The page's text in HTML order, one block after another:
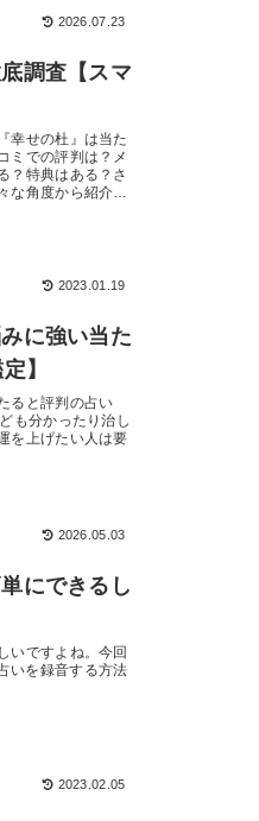
2026.07.23
調査【スマ
幸せの杜』は当た
ミでの評判は？メ
？特典はある？さ
な角度から紹介し
2023.01.19
に強い当た
】
ると評判の占い
も分かったり治し
を上げたい人は要
2026.05.03
にできるし
いですよね。今回
いを録音する方法
2023.02.05